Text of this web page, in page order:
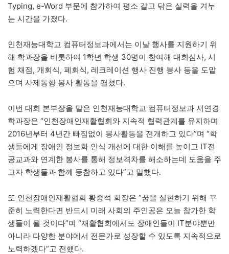
Typing, e-Word 부문에 참가하여 평소 갈고 닦은 실력을 겨누
는 시간을 가졌다.
인천재능대학교 컴퓨터정보과에서는 이날 행사를 지원하기 위
해 학과장을 비롯하여 1학년 학생 30명이 참여해 대회심사, 시
험 채점, 개회식, 폐회식, 레크레이션 행사 진행 봉사 등을 도맡
으며 사제동행 봉사 활동을 펼쳤다.
이번 대회 본부장을 맡은 인천재능대학교 컴퓨터정보과 서연경
학과장은 “인천장애인재활협회와 지속적 협력관계를 유지하며
2016년부터 4년간 빠짐없이 봉사활동을 전개하고 있다”며 “학
생들에게 장애인 정보화 인식 개선에 대한 이해를 높이고 IT전
공교과와 연계한 봉사를 통해 정보격차를 해소하는데 도움을 주
고자 학생들과 함께 동참하고 있다”고 말했다.
또 인천장애인재활협회 황중석 회장은 “꿈을 실현하기 위해 꾸
준히 노력한다면 반드시 미래 사회의 주인공은 오늘 참가한 학
생들이 될 것이다”며 “재활협회에서도 장애인들이 IT분야뿐만
아니라 다양한 분야에서 전문가로 성장할 수 있도록 지속적으로
노력하겠다”고 전했다.